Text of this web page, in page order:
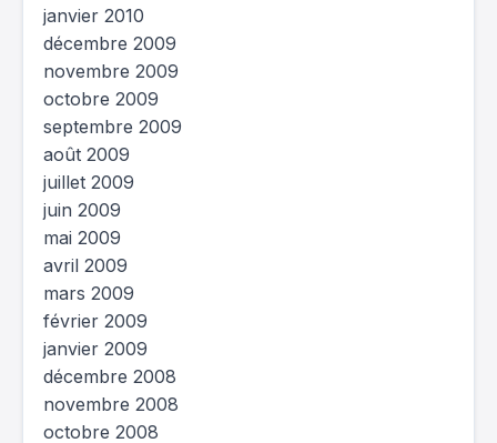
janvier 2010
décembre 2009
novembre 2009
octobre 2009
septembre 2009
août 2009
juillet 2009
juin 2009
mai 2009
avril 2009
mars 2009
février 2009
janvier 2009
décembre 2008
novembre 2008
octobre 2008